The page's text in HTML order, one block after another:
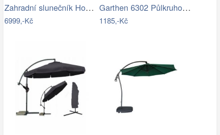
Zahradní slunečník Houseland Vexon s…
6999,-Kč
Garthen 6302 Půlkruhový zahradní…
1185,-Kč